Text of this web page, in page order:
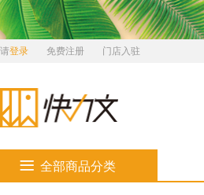
请登录 免费注册 门店入驻
全部商品分类